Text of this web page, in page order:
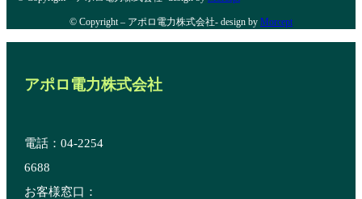
© Copyright – アポロ電力株式会社- design by Morcept
アポロ電力株式会社
電話：04-2254
6688
お客様窓口：